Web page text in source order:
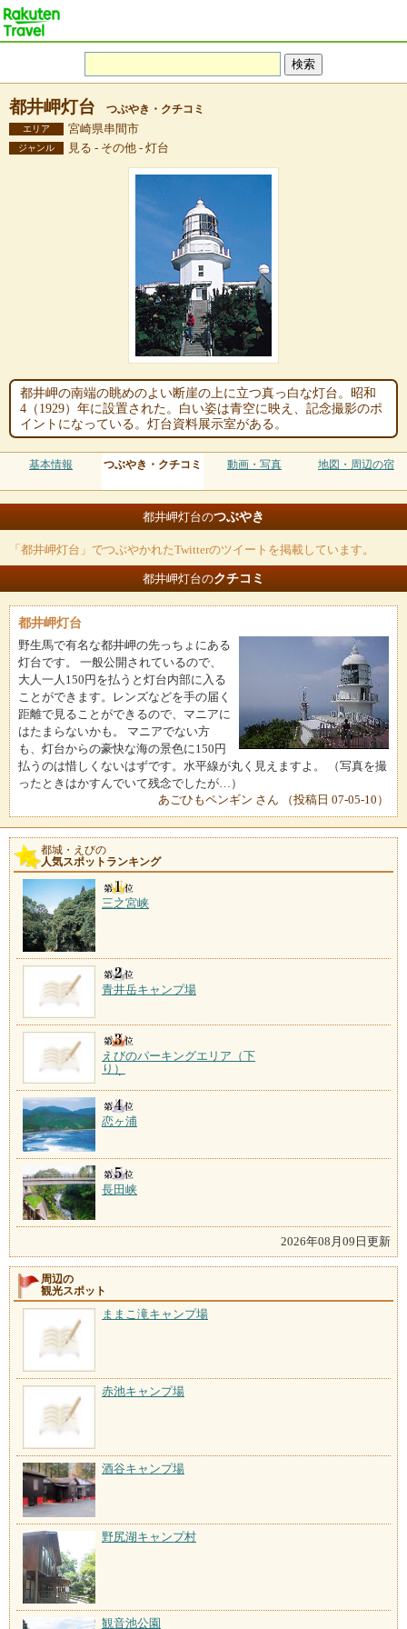
都井岬灯台 つぶやき・クチコミ
エリア 宮崎県串間市
ジャンル 見る - その他 - 灯台
都井岬の南端の眺めのよい断崖の上に立つ真っ白な灯台。昭和
4（1929）年に設置された。白い姿は青空に映え、記念撮影のポ
イントになっている。灯台資料展示室がある。
基本情報 つぶやき・クチコミ 動画・写真 地図・周辺の宿
都井岬灯台のつぶやき
「都井岬灯台」でつぶやかれたTwitterのツイートを掲載しています。
都井岬灯台のクチコミ
都井岬灯台
野生馬で有名な都井岬の先っちょにある
灯台です。 一般公開されているので、
大人一人150円を払うと灯台内部に入る
ことができます。レンズなどを手の届く
距離で見ることができるので、マニアに
はたまらないかも。 マニアでない方
も、灯台からの豪快な海の景色に150円
払うのは惜しくないはずです。水平線が丸く見えますよ。 （写真を撮
ったときはかすんでいて残念でしたが…）
あごひもペンギン さん （投稿日 07-05-10）
都城・えびの
人気スポットランキング
三之宮峡
青井岳キャンプ場
えびのパーキングエリア（下
り）
恋ヶ浦
長田峡
2026年08月09日更新
周辺の
観光スポット
ままこ滝キャンプ場
赤池キャンプ場
酒谷キャンプ場
野尻湖キャンプ村
観音池公園